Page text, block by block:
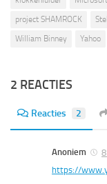
project SHAMROCK
William Binney
Yahoo
2 REACTIES
Reacties 2
Anoniem
https://